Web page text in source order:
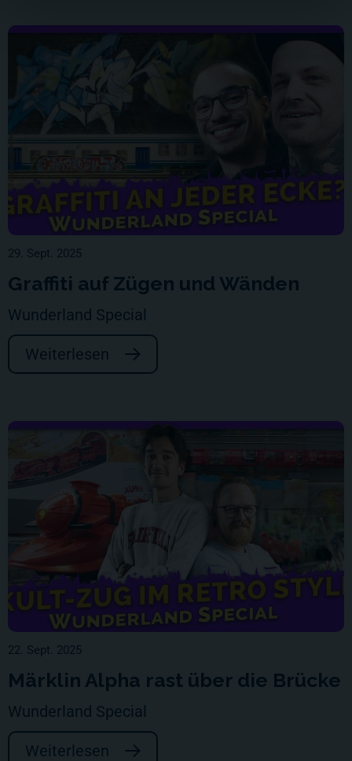
29. Sept. 2025
Graffiti auf Zügen und Wänden
Wunderland Special
Weiterlesen
22. Sept. 2025
Märklin Alpha rast über die Brücke
Wunderland Special
Weiterlesen